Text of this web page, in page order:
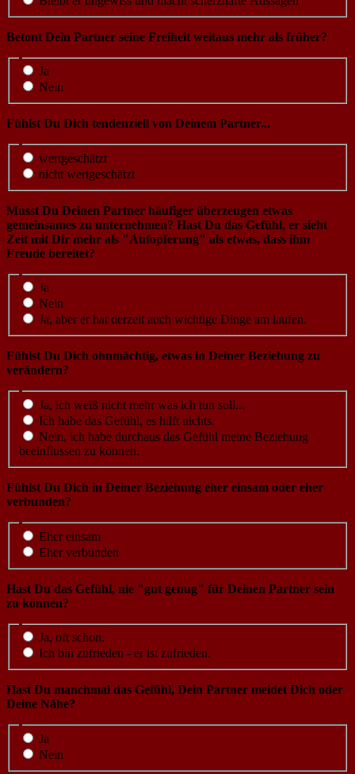
Betont Dein Partner seine Freiheit weitaus mehr als früher?
Ja
Nein
Fühlst Du Dich tendenziell von Deinem Partner...
wertgeschätzt
nicht wertgeschätzt
Musst Du Deinen Partner häufiger überzeugen etwas
gemeinsames zu unternehmen? Hast Du das Gefühl, er sieht
Zeit mit Dir mehr als "Aufopferung" als etwas, dass ihm
Freude bereitet?
Ja
Nein
Ja, aber er hat derzeit auch wichtige Dinge am laufen.
Fühlst Du Dich ohnmächtig, etwas in Deiner Beziehung zu
verändern?
Ja, ich weiß nicht mehr was ich tun soll...
Ich habe das Gefühl, es hilft nichts.
Nein, ich habe durchaus das Gefühl meine Beziehung
beeinflussen zu können.
Fühlst Du Dich in Deiner Beziehung eher einsam oder eher
verbunden?
Eher einsam
Eher verbunden
Hast Du das Gefühl, nie "gut genug" für Deinen Partner sein
zu können?
Ja, oft schon.
Ich bin zufrieden - er ist zufrieden.
Hast Du manchmal das Gefühl, Dein Partner meidet Dich oder
Deine Nähe?
Ja
Nein